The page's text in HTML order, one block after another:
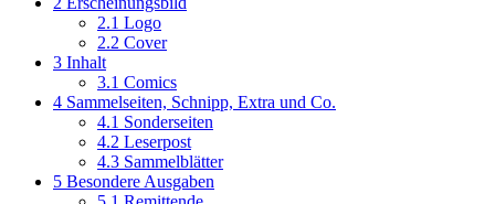
2.1 Logo
2.2 Cover
3 Inhalt
3.1 Comics
4 Sammelseiten, Schnipp, Extra und Co.
4.1 Sonderseiten
4.2 Leserpost
4.3 Sammelblätter
5 Besondere Ausgaben